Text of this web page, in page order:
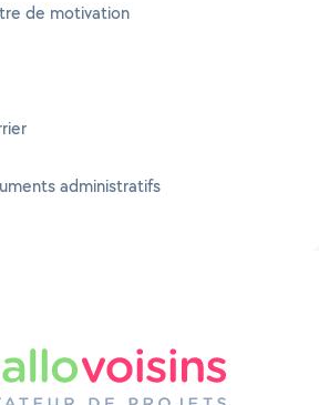
de motivation
administratifs